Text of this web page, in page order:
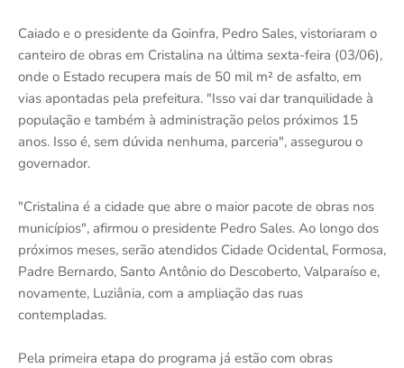
Caiado e o presidente da Goinfra, Pedro Sales, vistoriaram o
canteiro de obras em Cristalina na última sexta-feira (03/06),
onde o Estado recupera mais de 50 mil m² de asfalto, em
vias apontadas pela prefeitura. "Isso vai dar tranquilidade à
população e também à administração pelos próximos 15
anos. Isso é, sem dúvida nenhuma, parceria", assegurou o
governador.
"Cristalina é a cidade que abre o maior pacote de obras nos
municípios", afirmou o presidente Pedro Sales. Ao longo dos
próximos meses, serão atendidos Cidade Ocidental, Formosa,
Padre Bernardo, Santo Antônio do Descoberto, Valparaíso e,
novamente, Luziânia, com a ampliação das ruas
contempladas.
Pela primeira etapa do programa já estão com obras